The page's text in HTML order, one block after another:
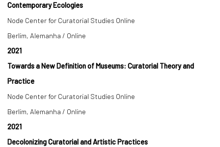
Contemporary Ecologies
Node Center for Curatorial Studies Online
Berlim, Alemanha / Online
2021
Towards a New Definition of Museums: Curatorial Theory and
Practice
Node Center for Curatorial Studies Online
Berlim, Alemanha / Online
2021
Decolonizing Curatorial and Artistic Practices